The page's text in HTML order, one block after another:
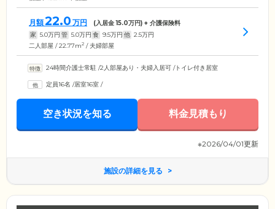
月額22.0 万円 (入居金15.0万円) + 介護保険料
家 5.0万円 管 5.0万円 食 9.5万円 他 2.5万円
二人部屋 / 22.77m2 / 夫婦部屋
24時間介護士常駐 /2人部屋あり・夫婦入居可 /トイレ付き居室
定員16名 /居室16室 /
空き状況を知る 料金見積もり
※2026/04/01更新
施設の詳細を見る